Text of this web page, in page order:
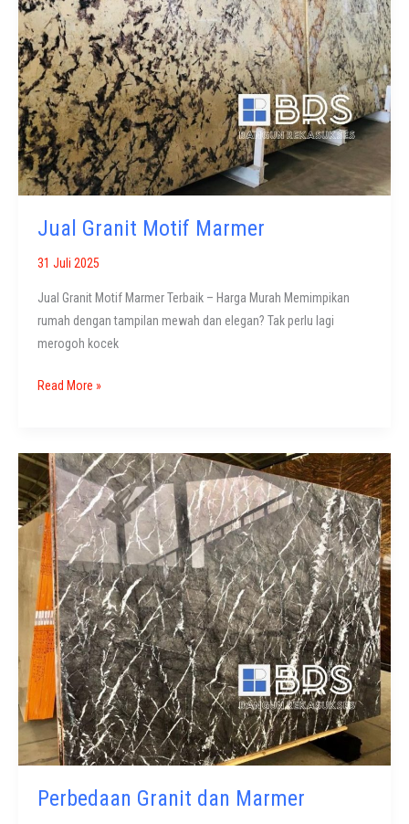
Jual Granit Motif Marmer
31 Juli 2025
Jual Granit Motif Marmer Terbaik – Harga Murah Memimpikan
rumah dengan tampilan mewah dan elegan? Tak perlu lagi
merogoh kocek
Jual
Marmer
Read More »
Perbedaan Granit dan Marmer